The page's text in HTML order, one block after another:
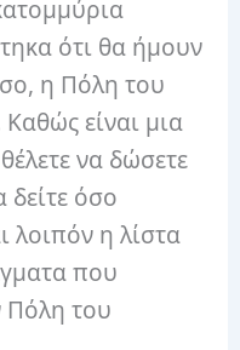
ότι θα ήμουν
η Πόλη του
είναι μια
να δώσετε
δείτε όσο
λοιπόν η λίστα
που
Πόλη του